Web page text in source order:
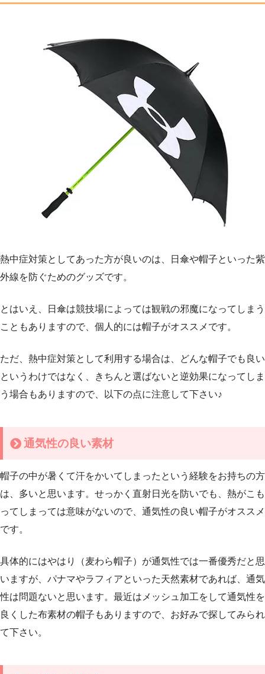
熱中症対策としてあった方が良いのは、日傘や帽子といった紫
外線を防ぐためのグッズです。
とはいえ、日傘は競技場によっては観戦の邪魔になってしまう
こともありますので、個人的には帽子がオススメです。
ただ、熱中症対策として利用する場合は、どんな帽子でも良い
というわけではなく、きちんと選ばないと逆効果になってしま
う場合もありますので、以下の点に注意して下さい♪
通気性の良い素材
帽子の中が暑くて汗をかいてしまったという経験をお持ちの方
は、多いと思います。せっかく直射日光を防いでも、熱がこも
ってしまっては意味がないので、通気性の良い帽子がオススメ
です。
具体的にはやはり
（麦わら帽子）が通気性では一番優秀だと思
いますが、パナマやラフィアといった天然素材であれば、通気
性は問題ないと思います。最近はメッシュ加工をして通気性を
良くした布素材の帽子もありますので、お好みで探してみられ
て下さい。